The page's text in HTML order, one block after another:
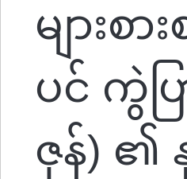
များစ
ပင် ကွဲပ
ဇုန်) ၏